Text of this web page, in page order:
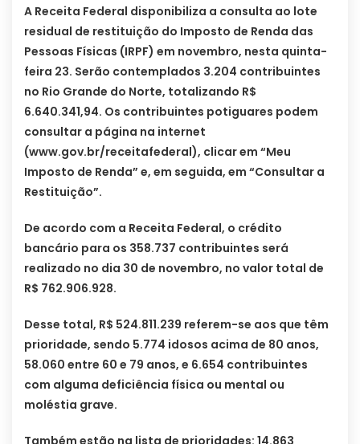
A Receita Federal disponibiliza a consulta ao lote
residual de restituição do Imposto de Renda das
Pessoas Físicas (IRPF) em novembro, nesta quinta-
feira 23. Serão contemplados 3.204 contribuintes
no Rio Grande do Norte, totalizando R$
6.640.341,94. Os contribuintes potiguares podem
consultar a página na internet
(www.gov.br/receitafederal), clicar em “Meu
Imposto de Renda” e, em seguida, em “Consultar a
Restituição”.
De acordo com a Receita Federal, o crédito
bancário para os 358.737 contribuintes será
realizado no dia 30 de novembro, no valor total de
R$ 762.906.928.
Desse total, R$ 524.811.239 referem-se aos que têm
prioridade, sendo 5.774 idosos acima de 80 anos,
58.060 entre 60 e 79 anos, e 6.654 contribuintes
com alguma deficiência física ou mental ou
moléstia grave.